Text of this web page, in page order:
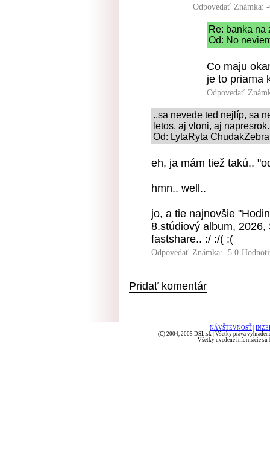
Odpovedať Známka:
Re: banka na
Od: No
Co maju
je to priama
Odpovedať
..sa nevede ted nejlíp, sa
letos, aj vloni, aj
Od: LytaRyta
eh, ja mám tiež takú..
hmn.. well..
jo, a tie najnovšie
8.stúdiový album,
fastshare.. :/ :/( :(
Odpovedať Známka: -5.0
Pridať komentár
NÁVŠTEVNOSŤ
(C) 2004, 2005 DSL.sk | Všetky práva
Všetky uvedené informácie sú